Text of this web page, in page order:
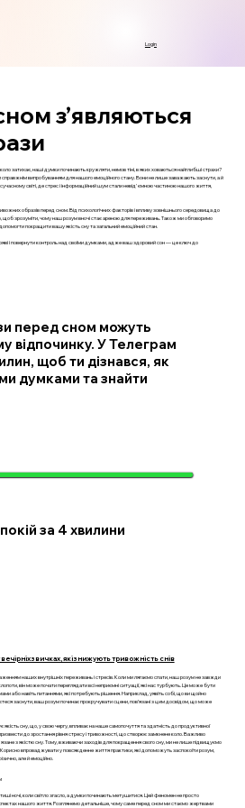
Login
з’являються
затихає, наші думки починають кружляти, немов тіні, в яких ховаються найглибші страхи?
справжнім випробуванням для нашого емоційного стану. Вони не лише заважають заснути, а й
світі, де стрес і інформаційний шум стали невід'ємною частиною нашого життя,
образів перед сном. Від психологічних факторів і впливу зовнішнього середовища до
щоб зрозуміти, чому наш розум вночі стає ареною для переживань. Також ми обговоримо
покращити вашу якість сну та загальний емоційний стан.
і повернути контроль над своїми думками, адже ваш здоровий сон — це ключ до
перед сном можуть
відпочинку. У Телеграм
щоб ти дізнався, як
думками та знайти
за 4 хвилини
звичках, які знижують тривожність снів
наших внутрішніх переживань і стресів. Коли ми лягаємо спати, наш розум не завжди
він може почати переглядати всі неприємні ситуації, які нас турбують. Це може бути
або навіть питаннями, які потребують рішення. Наприклад, уявіть собі, що ви щойно
заснути, ваш розум починає прокручувати сцени, пов’язані з цим досвідом, що може
сну, що, у свою чергу, впливає на наше самопочуття та здатність до продуктивної
до зростання рівня стресу і тривожності, що створює замкнене коло. Важливо
з якістю сну. Тому, вживаючи заходів для покращення свого сну, ми не лише підвищуємо
впроваджувати у повсякденне життя практики, які допоможуть заспокоїти розум,
але й емоційно.
ночі, коли світло згасло, а думки починають метушитися. Цей феномен не просто
нашого життя. Розглянемо детальніше, чому саме перед сном ми стаємо жертвами